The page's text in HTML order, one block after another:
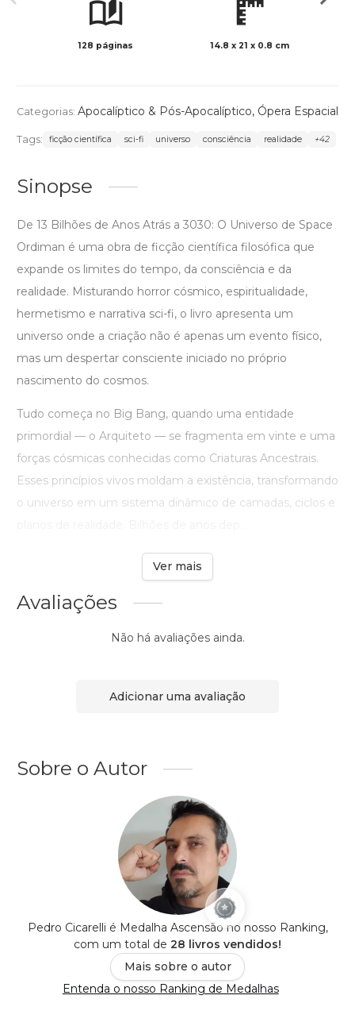
128 páginas 14.8 x 21 x 0.8 cm
Categorias: Apocalíptico & Pós-Apocalíptico, Ópera Espacial
Tags: ficção científica sci-fi universo consciência realidade +42
Sinopse
De 13 Bilhões de Anos Atrás a 3030: O Universo de Space
Ordiman é uma obra de ficção científica filosófica que
expande os limites do tempo, da consciência e da
realidade. Misturando horror cósmico, espiritualidade,
hermetismo e narrativa sci-fi, o livro apresenta um
universo onde a criação não é apenas um evento físico,
mas um despertar consciente iniciado no próprio
nascimento do cosmos.
Tudo começa no Big Bang, quando uma entidade
primordial — o Arquiteto — se fragmenta em vinte e uma
forças cósmicas conhecidas como Criaturas Ancestrais.
Esses princípios vivos moldam a existência, transformando
o universo em um sistema dinâmico de camadas, ciclos e
Ver mais
Avaliações
Não há avaliações ainda.
Adicionar uma avaliação
Sobre o Autor
Pedro Cicarelli é Medalha Ascensão no nosso Ranking,
com um total de 28 livros vendidos!
Mais sobre o autor
Entenda o nosso Ranking de Medalhas